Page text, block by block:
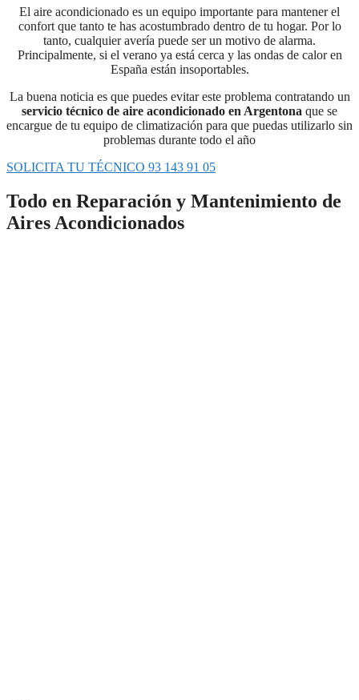
El aire acondicionado es un equipo importante para mantener el
confort que tanto te has acostumbrado dentro de tu hogar. Por lo
tanto, cualquier avería puede ser un motivo de alarma.
Principalmente, si el verano ya está cerca y las ondas de calor en
España están insoportables.
La buena noticia es que puedes evitar este problema contratando un
servicio técnico de aire acondicionado en Argentona que se
encargue de tu equipo de climatización para que puedas utilizarlo sin
problemas durante todo el año
SOLICITA TU TÉCNICO 93 143 91 05
Todo en Reparación y Mantenimiento de
Aires Acondicionados